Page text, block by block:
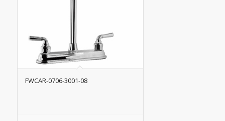
FWCAR-0706-3001-08